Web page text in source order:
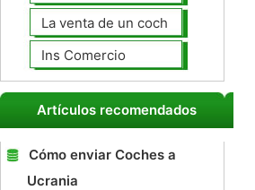
La venta de un coche a un taller de
Ins Comercio
Artículos recomendados
Cómo enviar Coches a
Ucrania